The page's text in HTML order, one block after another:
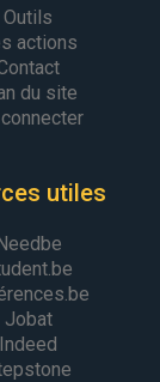
Outils
actions
du site
utiles
Jobat
Indeed